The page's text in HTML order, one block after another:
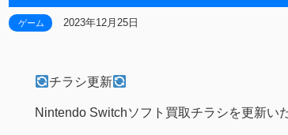
ゲーム 2023年12月25日
チラシ更新
Nintendo Switchソフト買取チラシを更新い